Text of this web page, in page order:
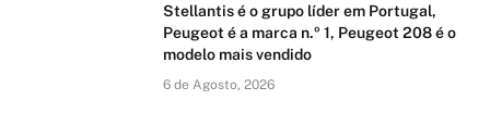
Stellantis é o grupo líder em Portugal,
Peugeot é a marca n.º 1, Peugeot 208 é o
modelo mais vendido
6 de Agosto, 2026